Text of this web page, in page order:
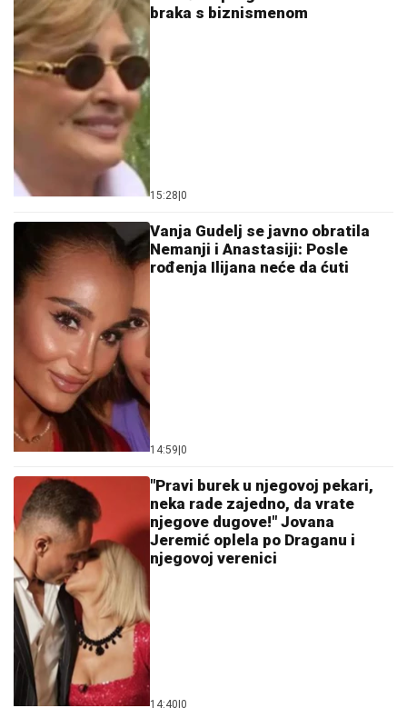
"PORODICI SAM PORUČILA - NE
ŽELIM DA UMREM"
najvećoj intimi: "Doktori su odmah
zakazali operaciju kad su shvatili
stanje stvari", ovo je samo jednom
pričala
DRAMA NA ADI BOJANI!
MORU: Posvađali se nasred plaže pred svima, evo
zbog čega je odmah nastao POTPUNI HAOS
NAJNOVIJE VESTI:
golman Zvezde doživeo saobraćajku
SUSRET O KOJEM BRUJI SRBIJA
Neriom i Hanom, fanovi se nadaju da
se u sve umeša i Sita Ahmić
by Aklamator